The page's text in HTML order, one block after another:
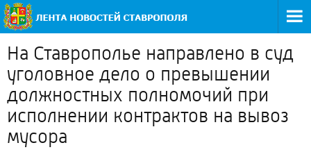
На Ставрополье направлено в суд
уголовное дело о превышении
должностных полномочий при
исполнении контрактов на вывоз
мусора